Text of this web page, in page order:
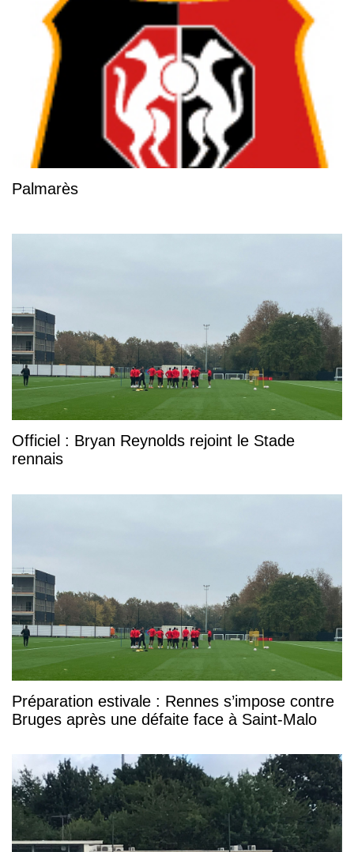
Palmarès
Officiel : Bryan Reynolds rejoint le Stade
rennais
Préparation estivale : Rennes s’impose contre
Bruges après une défaite face à Saint-Malo